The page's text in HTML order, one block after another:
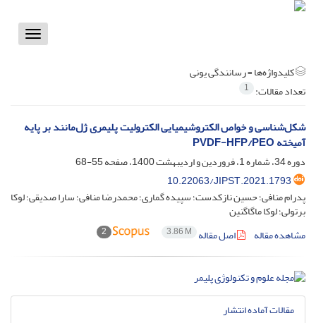
Toggle
کلیدواژه‌ها =رسانندگی یونی
تعداد مقالات: 1
شکل‌شناسی و خواص الکتروشیمیایی الکترولیت پلیمری ژل‌مانند بر پایه
آمیخته PVDF-HFP/PEO
دوره 34، شماره 1، فروردین و اردیبهشت 1400، صفحه
55-68
10.22063/JIPST.2021.1793
پدرام منافی؛ حسین نازکدست؛ سپیده گماری؛ محمدرضا منافی؛ سارا صدیقی؛ لوکا
برتولی؛ لوکا ماگاگنین
مشاهده مقاله
اصل مقاله 3.86 M
2
مقالات آماده انتشار